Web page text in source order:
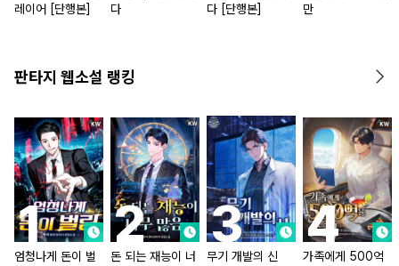
레이어 [단행본]
다
다 [단행본]
만
판타지 웹소설 랭킹
엄청나게 돈이 벌
돈 되는 재능이 너
무기 개발의 신
가족에게 500억